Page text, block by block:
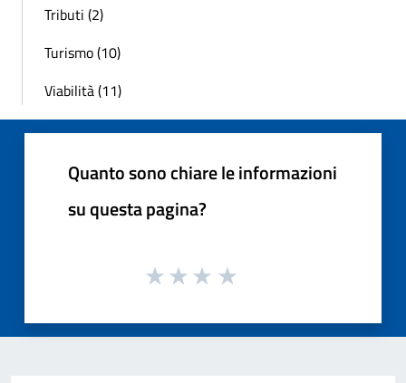
Tributi (2)
Turismo (10)
Viabilità (11)
Quanto sono chiare le informazioni
su questa pagina?